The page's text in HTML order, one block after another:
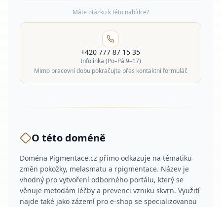
Máte otázku k této nabídce?
+420 777 87 15 35
Infolinka (Po–Pá 9–17)
Mimo pracovní dobu pokračujte přes kontaktní formulář.
O této doméně
Doména Pigmentace.cz přímo odkazuje na tématiku
změn pokožky, melasmatu a rpigmentace. Název je
vhodný pro vytvoření odborného portálu, který se
věnuje metodám léčby a prevenci vzniku skvrn. Využití
najde také jako zázemí pro e-shop se specializovanou